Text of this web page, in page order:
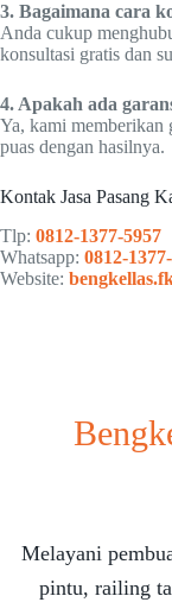
3. Bagaimana cara
Anda cukup
konsultasi gratis dan
4. Apakah ada
Ya, kami memberikan
puas dengan hasilnya.
Kontak Jasa Pasang
Tlp: 0812-1377-5957
Whatsapp: 0812-
Website:
Melayani
pintu, railing